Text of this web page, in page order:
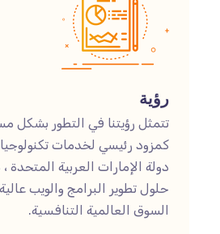
رؤية
تتمثل رؤيتنا في التطور بشكل
كمزود رئيسي لخدمات
دولة الإمارات العربية المتحدة
حلول تطوير البرامج والويب
السوق العالمية التنافسية.